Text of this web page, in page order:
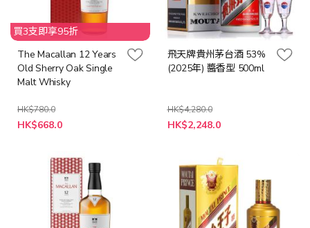
買3支即享95折
The Macallan 12 Years
Old Sherry Oak Single
Malt Whisky
HK$780.0
特
殊
HK$668.0
飛天牌貴州茅台酒 53%
(2025年) 醬香型 500ml
HK$4,280.0
特
殊
HK$2,248.0